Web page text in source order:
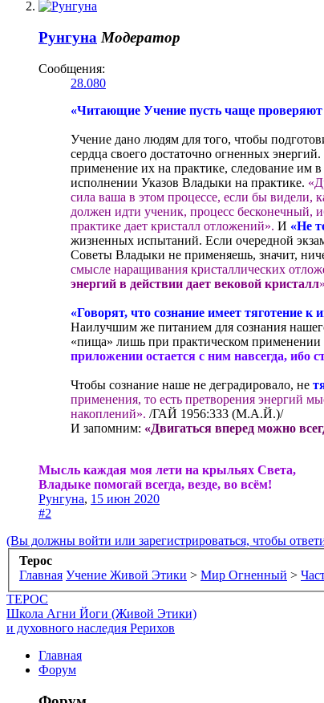
Рунгуна Модератор
Сообщения:
28.080
«Читающие Учение пусть чаще проверяют
Учение дано людям для того, чтобы
сердца своего достаточно огненных
применение их на практике, следование им
исполнении Указов Владыки на практике.
сила ваша в этом процессе, если бы видели,
должен идти ученик, процесс бесконечный,
практике дает кристалл отложений». И «Не
жизненных испытаний. Если очередной
Советы Владыки не применяешь, значит,
смысле наращивания кристаллических
энергий в действии дает вековой кристалл
«Говорят, что сознание имеет тяготение
Наилучшим же питанием для сознания
«пища» лишь при практическом
приложении остается с ним навсегда, ибо
Чтобы сознание наше не деградировало, не
применения, то есть претворения энергий
накоплений». /ГАЙ 1956:333 (М.А.Й.)/
И запомним: «Двигаться вперед можно
Мысль каждая моя лети на крыльях Света,
Владыке помогай всегда, везде, во всём!
Рунгуна, 15 июн 2020
#2
(Вы должны войти или зарегистрироваться, чтобы
Терос
Главная Учение Живой Этики > Мир Огненный >
ТЕРОС
Школа Агни Йоги (Живой Этики)
и духовного наследия Рерихов
Главная
Форум